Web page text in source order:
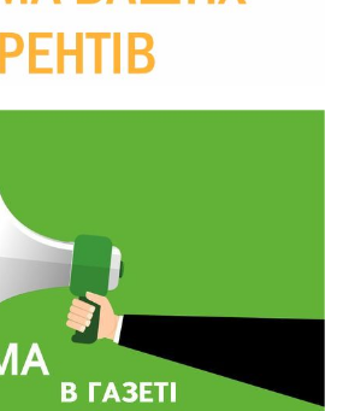
«Нас тримає віра в
повернення додому»
але безмежно
Як колишній лісівник став асом
та 15 відвіданих сіл: МБФ
здоров’я» підбив
мобільних клінік у Сумській